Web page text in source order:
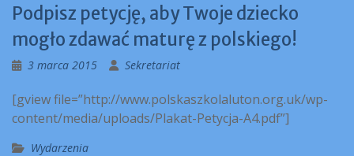
Podpisz petycję, aby Twoje dziecko
mogło zdawać maturę z polskiego!
3 marca 2015 Sekretariat
[gview file=”http://www.polskaszkolaluton.org.uk/wp-
content/media/uploads/Plakat-Petycja-A4.pdf”]
Wydarzenia